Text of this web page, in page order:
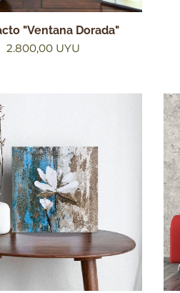
"Ventana Dorada"
2.800,00UYU